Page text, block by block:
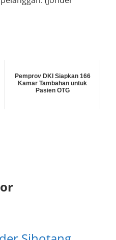
Pemprov DKI Siapkan 166
Kamar Tambahan untuk
Pasien OTG